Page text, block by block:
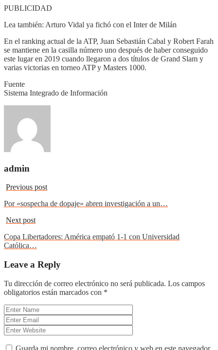
PUBLICIDAD
Lea también: Arturo Vidal ya fichó con el Inter de Milán
En el ranking actual de la ATP, Juan Sebastián Cabal y Robert Farah
se mantiene en la casilla número uno después de haber conseguido
este lugar en 2019 cuando llegaron a dos títulos de Grand Slam y
varias victorias en torneo ATP y Masters 1000.
Fuente
Sistema Integrado de Información
admin
Previous post
Por «sospecha de dopaje» abren investigación a un…
Next post
Copa Libertadores: América empató 1-1 con Universidad
Católica…
Leave a Reply
Tu dirección de correo electrónico no será publicada. Los campos
obligatorios están marcados con *
Guarda mi nombre, correo electrónico y web en este navegador